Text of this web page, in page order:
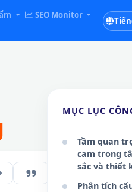
SEO Monitor
MỤC LỤC
Tầm quan
cam trong
sắc và thiết
Phân tích